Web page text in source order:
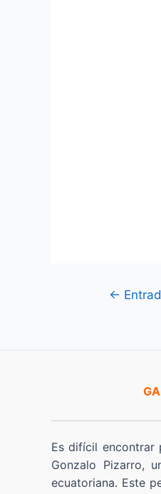
Navegación
←
Es difícil encontrar
Gonzalo Pizarro,
ecuatoriana. Este